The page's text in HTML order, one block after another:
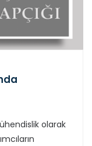
olarak